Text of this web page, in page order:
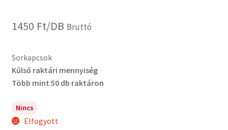
1450 Ft/DB Bruttó
Sorkapcsok
Kűlső raktári mennyiség
Több mint 50 db raktáron
Nincs
Elfogyott